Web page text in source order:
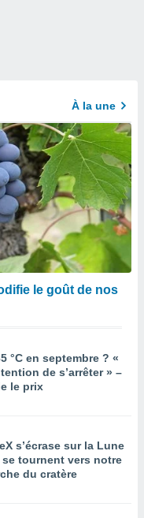
À la une
le goût de nos
°C en septembre ? «
de s’arrêter » –
le prix
s’écrase sur la Lune
tournent vers notre
du cratère